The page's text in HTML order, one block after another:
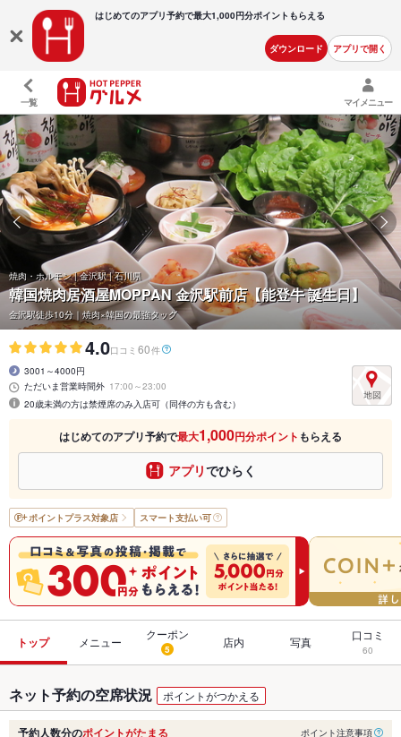
はじめてのアプリ予約で最大1,000円分ポイントもらえる
ダウンロード アプリで開く
一覧 マイメニュー
焼肉・ホルモン | 金沢駅 | 石川県
韓国焼肉居酒屋MOPPAN 金沢駅前店【能登牛 誕生日】
金沢駅徒歩10分｜焼肉×韓国の最強タッグ
4.0口コミ 60件
3001～4000円
ただいま営業時間外 17:00～23:00
20歳未満の方は禁煙席のみ入店可（同伴の方も含む）
はじめてのアプリ予約で最大1,000円分ポイント もらえる
アプリでひらく
ポイントプラス対象店 スマート支払い可
トップ メニュー
クーポン
5 店内 写真 口コミ
60
ネット予約の空席状況 ポイントがつかえる
予約人数分のポイントがたまる ポイント注意事項